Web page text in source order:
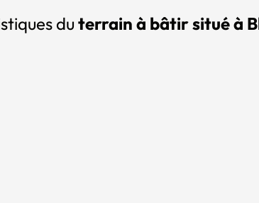
du terrain à bâtir situé à